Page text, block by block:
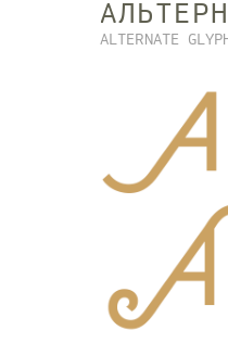
ALTERNATE